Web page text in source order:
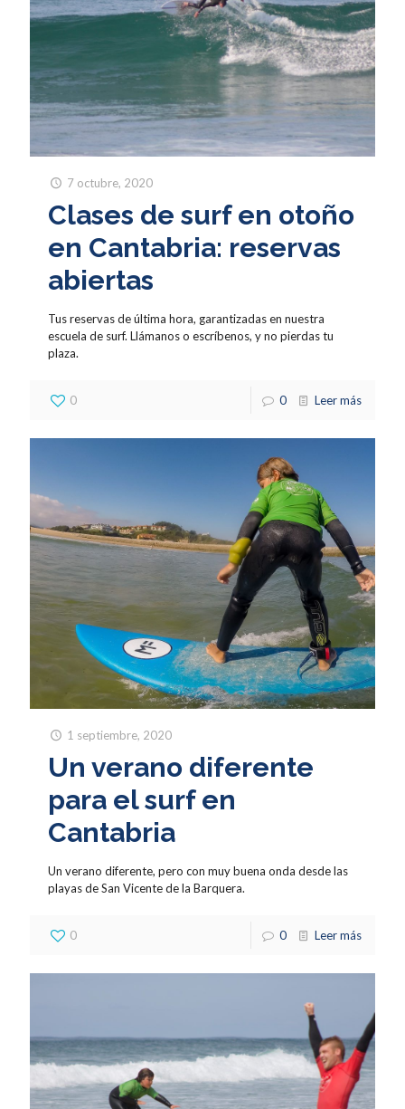
7 octubre, 2020
Clases de surf en otoño
en Cantabria: reservas
abiertas
Tus reservas de última hora, garantizadas en nuestra
escuela de surf. Llámanos o escríbenos, y no pierdas tu
plaza.
0 0 Leer más
1 septiembre, 2020
Un verano diferente
para el surf en
Cantabria
Un verano diferente, pero con muy buena onda desde las
playas de San Vicente de la Barquera.
0 0 Leer más